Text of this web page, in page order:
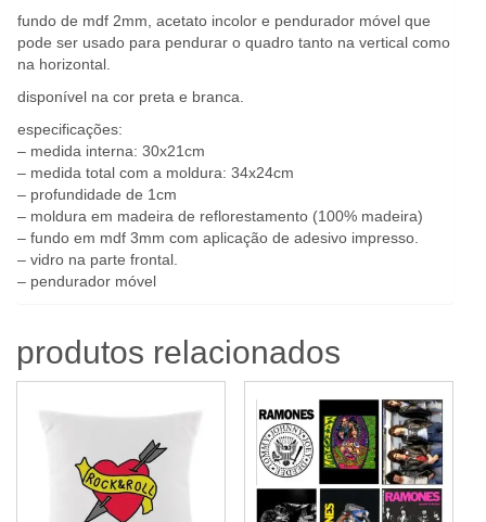
fundo de mdf 2mm, acetato incolor e pendurador móvel que
pode ser usado para pendurar o quadro tanto na vertical como
na horizontal.
disponível na cor preta e branca.
especificações:
– medida interna: 30x21cm
– medida total com a moldura: 34x24cm
– profundidade de 1cm
– moldura em madeira de reflorestamento (100% madeira)
– fundo em mdf 3mm com aplicação de adesivo impresso.
– vidro na parte frontal.
– pendurador móvel
produtos relacionados